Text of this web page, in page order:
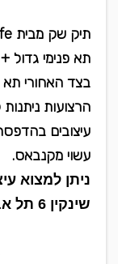
תיק שק מבית S.O.L - Seed Of Life
​תא פנימי גדול
בצד האחורי תא
הרצועות
עיצובים
עשוי מקנבאס.
שינקין 6 תל אביב.